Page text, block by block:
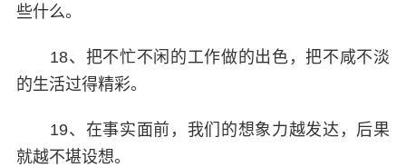
些什么。
18、把不忙不闲的工作做的出色，把不咸不淡
的生活过得精彩。
19、在事实面前，我们的想象力越发达，后果
就越不堪设想。